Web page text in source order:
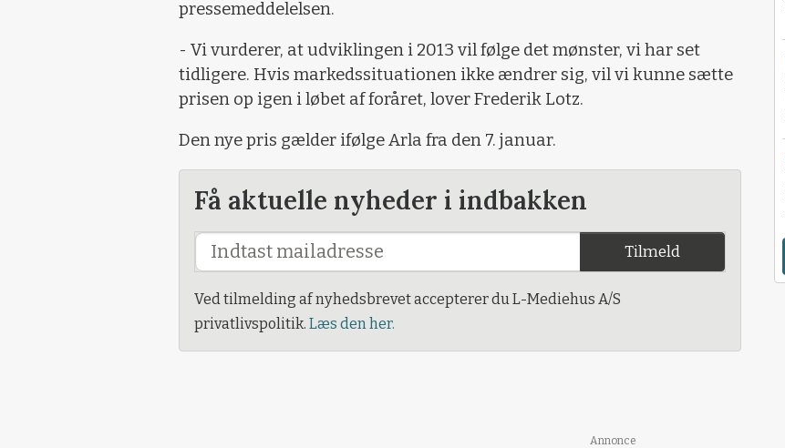
pressemeddelelsen.
- Vi vurderer, at udviklingen i 2013 vil følge det mønster, vi har set
tidligere. Hvis markedssituationen ikke ændrer sig, vil vi kunne sætte
prisen op igen i løbet af foråret, lover Frederik Lotz.
Den nye pris gælder ifølge Arla fra den 7. januar.
Få aktuelle nyheder i indbakken
Tilmeld
Ved tilmelding af nyhedsbrevet accepterer du L-Mediehus A/S
privatlivspolitik. Læs den her.
Annonce